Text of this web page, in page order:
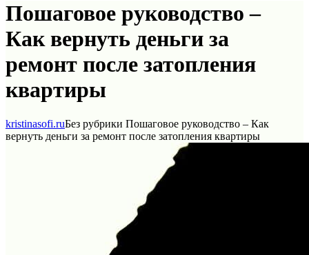
Пошаговое руководство –
Как вернуть деньги за
ремонт после затопления
квартиры
kristinasofi.ruБез рубрики Пошаговое руководство – Как
вернуть деньги за ремонт после затопления квартиры